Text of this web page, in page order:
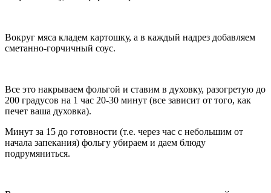
Вокруг мяса кладем картошку, а в каждый надрез добавляем
сметанно-горчичный соус.
Все это накрываем фольгой и ставим в духовку, разогретую до
200 градусов на 1 час 20-30 минут (все зависит от того, как
печет ваша духовка).
Минут за 15 до готовности (т.е. через час с небольшим от
начала запекания) фольгу убираем и даем блюду
подрумяниться.